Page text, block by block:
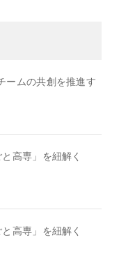
ームの共創を推進す
高専」を紐解く
高専」を紐解く